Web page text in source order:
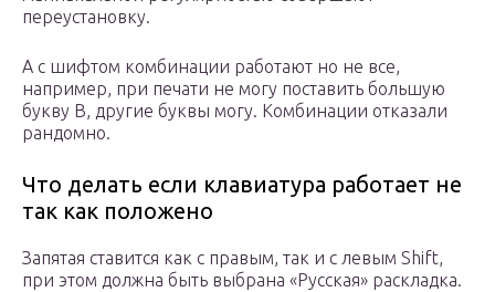
переустановку.
А с шифтом комбинации работают но не все,
например, при печати не могу поставить большую
букву В, другие буквы могу. Комбинации отказали
рандомно.
Что делать если клавиатура работает не
так как положено
Запятая ставится как с правым, так и с левым Shift,
при этом должна быть выбрана «Русская» раскладка.